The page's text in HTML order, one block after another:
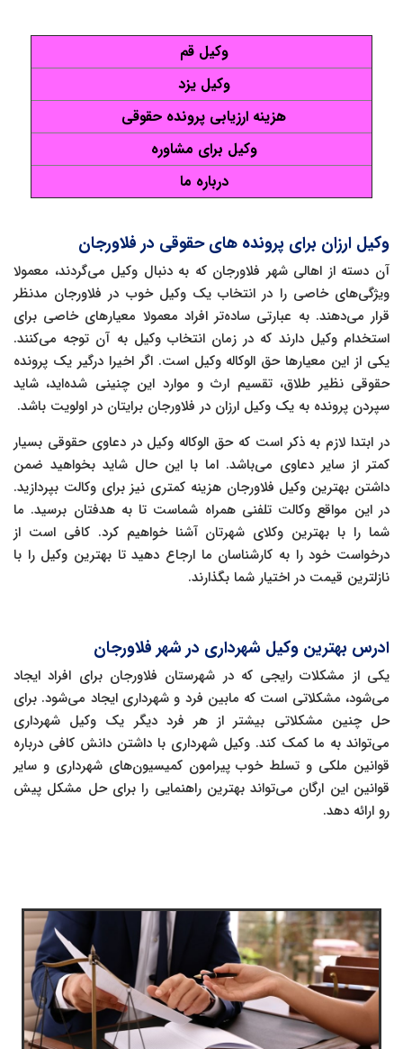
وکیل قم
وکیل یزد
هزینه ارزیابی پرونده حقوقی
وکیل برای مشاوره
درباره ما
وکیل ارزان برای پرونده های حقوقی در فلاورجان
آن دسته از اهالی شهر فلاورجان که به دنبال وکیل می‌گردند، معمولا
ویژگی‌های خاصی را در انتخاب یک وکیل خوب در فلاورجان مدنظر
قرار می‌دهند. به عبارتی ساده‌تر افراد معمولا معیارهای خاصی برای
استخدام وکیل دارند که در زمان انتخاب وکیل به آن توجه می‌کنند.
یکی از این معیارها حق الوکاله وکیل است. اگر اخیرا درگیر یک پرونده
حقوقی نظیر طلاق، تقسیم ارث و موارد این چنینی شده‌اید، شاید
سپردن پرونده به یک وکیل ارزان در فلاورجان برایتان در اولویت باشد.
در ابتدا لازم به ذکر است که حق الوکاله وکیل در دعاوی حقوقی بسیار
کمتر از سایر دعاوی می‌باشد. اما با این حال شاید بخواهید ضمن
داشتن بهترین وکیل فلاورجان هزینه کمتری نیز برای وکالت بپردازید.
در این مواقع وکالت تلفنی همراه شماست تا به هدفتان برسید. ما
شما را با بهترین وکلای شهرتان آشنا خواهیم کرد. کافی است از
درخواست خود را به کارشناسان ما ارجاع دهید تا بهترین وکیل را با
نازلترین قیمت در اختیار شما بگذارند.
ادرس بهترین وکیل شهرداری در شهر فلاورجان
یکی از مشکلات رایجی که در شهرستان فلاورجان برای افراد ایجاد
می‌شود، مشکلاتی است که مابین فرد و شهرداری ایجاد می‌شود. برای
حل چنین مشکلاتی بیشتر از هر فرد دیگر یک وکیل شهرداری
می‌تواند به ما کمک کند. وکیل شهرداری با داشتن دانش کافی درباره
قوانین ملکی و تسلط خوب پیرامون کمیسیون‌های شهرداری و سایر
قوانین این ارگان می‌تواند بهترین راهنمایی را برای حل مشکل پیش
رو ارائه دهد.